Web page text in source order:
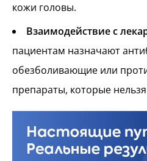
кожи головы.
Взаимодействие с
пациентам назначают
обезболивающие или
препараты, которые